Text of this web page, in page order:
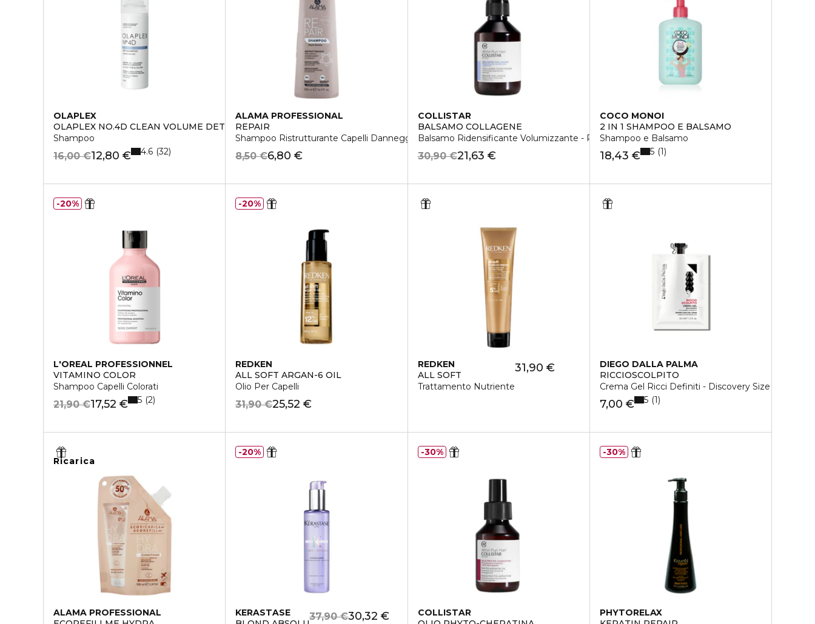
OLAPLEX
OLAPLEX NO.4D CLEAN VOLUME DETOX DRY SHAMPOO
Shampoo
12,80 €
16,00 € 4.6 32
ALAMA PROFESSIONAL
REPAIR
Shampoo Ristrutturante Capelli Danneggiati e Sfibrati
6,80 €
8,50 €
COLLISTAR
BALSAMO COLLAGENE
Balsamo Ridensificante Volumizzante - Per Capelli Fini e Privi di Corpo
21,63 €
30,90 €
COCO MONOI
2 IN 1 SHAMPOO E BALSAMO
Shampoo e Balsamo
18,43 € 5 1
L'OREAL PROFESSIONNEL
VITAMINO COLOR
Shampoo Capelli Colorati
17,52 €
21,90 € 5 2
20%
REDKEN
ALL SOFT ARGAN-6 OIL
Olio Per Capelli
25,52 €
31,90 €
20%
REDKEN
ALL SOFT
Trattamento Nutriente
31,90 €
DIEGO DALLA PALMA
RICCIOSCOLPITO
Crema Gel Ricci Definiti - Discovery Size
7,00 € 5 1
Ricarica
ALAMA PROFESSIONAL
KERASTASE
30,32 €
37,90 €
20%
COLLISTAR
30%
PHYTORELAX
30%